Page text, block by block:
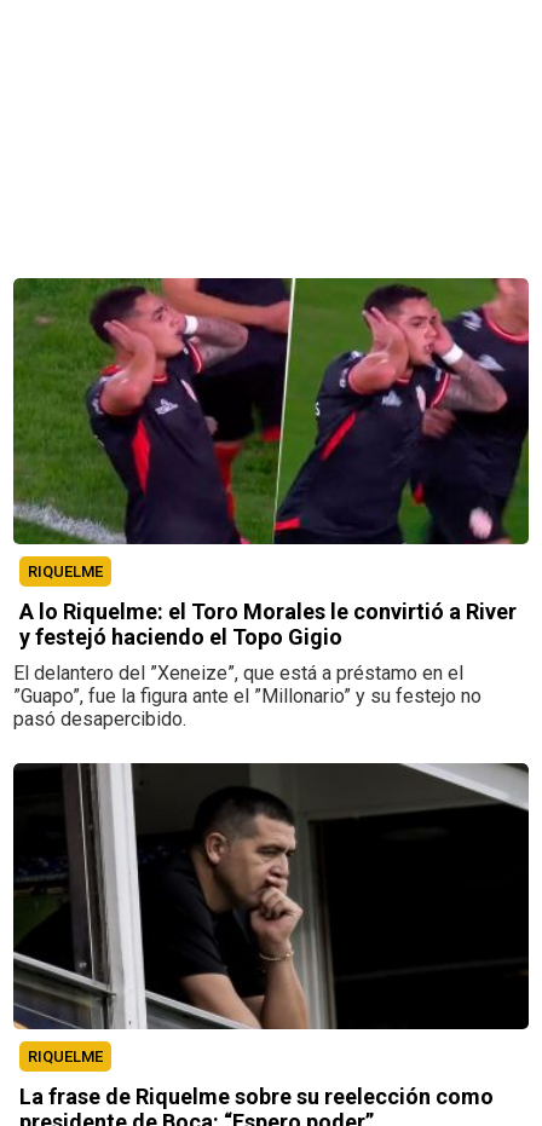
RIQUELME
A lo Riquelme: el Toro Morales le convirtió a River
y festejó haciendo el Topo Gigio
El delantero del ”Xeneize”, que está a préstamo en el
”Guapo”, fue la figura ante el ”Millonario” y su festejo no
pasó desapercibido.
RIQUELME
La frase de Riquelme sobre su reelección como